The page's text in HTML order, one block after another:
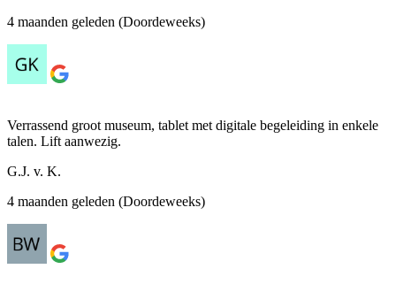
4 maanden geleden (Doordeweeks)
Verrassend groot museum, tablet met digitale begeleiding in enkele
talen. Lift aanwezig.
G.J. v. K.
4 maanden geleden (Doordeweeks)